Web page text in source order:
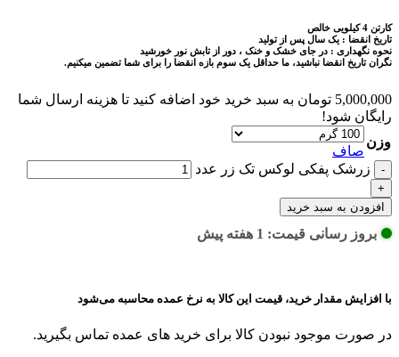
کارتن 4 کیلویی خالص
تاریخ انقضا : یک سال پس از تولید
نحوه نگهداری : در جای خشک و خنک ، دور از تابش نور خورشید
نگران تاریخ انقضا نباشید، ما حداقل یک سوم بازه انقضا را برای شما تضمین میکنیم.
5,000,000 تومان به سبد خرید خود اضافه کنید تا هزینه ارسال شما
رایگان شود!
وزن
صاف
زرشک پفکی لوکس تک زر عدد
افزودن به سبد خرید
بروز رسانی قیمت: 1 هفته پیش
با افزایش مقدار خرید، قیمت این کالا به نرخ عمده محاسبه می‌شود
در صورت موجود نبودن کالا برای خرید های عمده تماس بگیرید.